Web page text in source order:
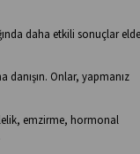
daha etkili sonuçlar elde
danışın. Onlar, yapmanız
emzirme, hormonal